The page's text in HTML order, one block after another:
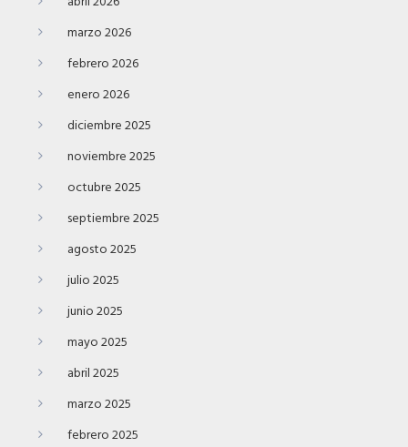
marzo 2026
febrero 2026
enero 2026
diciembre 2025
noviembre 2025
octubre 2025
septiembre 2025
agosto 2025
julio 2025
junio 2025
mayo 2025
abril 2025
marzo 2025
febrero 2025